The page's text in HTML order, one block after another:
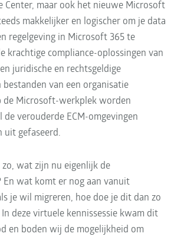
Center, maar ook het nieuwe Microsoft
makkelijker en logischer om je data
regelgeving in Microsoft 365 te
krachtige compliance-oplossingen van
juridische en rechtsgeldige
bestanden van een organisatie
de Microsoft-werkplek worden
de verouderde ECM-omgevingen
uit gefaseerd.
zo, wat zijn nu eigenlijk de
En wat komt er nog aan vanuit
je wil migreren, hoe doe je dit dan zo
deze virtuele kennissessie kwam dit
en boden wij de mogelijkheid om